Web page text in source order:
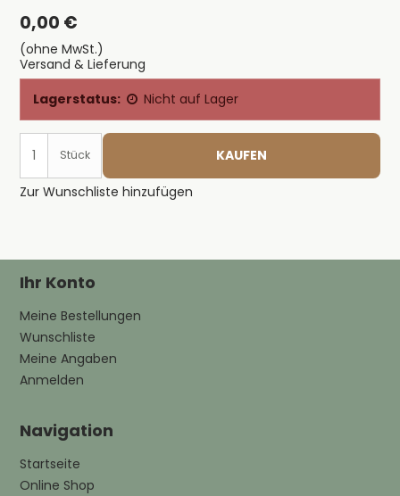
0,00 €
(ohne MwSt.)
Versand & Lieferung
Lagerstatus:
Nicht auf Lager
Stück KAUFEN
Zur Wunschliste hinzufügen
Ihr Konto
Meine Bestellungen
Wunschliste
Meine Angaben
Anmelden
Navigation
Startseite
Online Shop